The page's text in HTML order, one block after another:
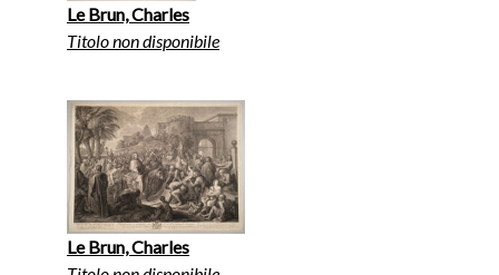
Le Brun, Charles
Titolo non disponibile
Le Brun, Charles